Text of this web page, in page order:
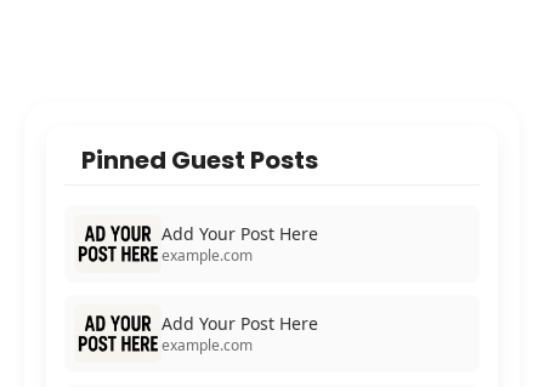
Pinned Guest Posts
Add Your Post Here
example.com
Add Your Post Here
example.com